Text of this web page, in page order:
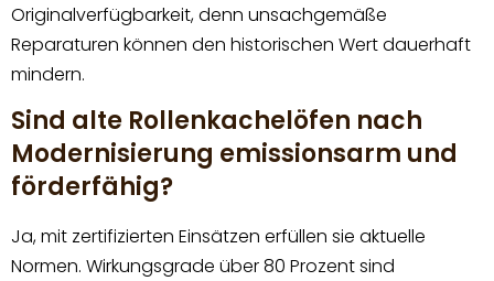
Originalverfügbarkeit, denn unsachgemäße
Reparaturen können den historischen Wert dauerhaft
mindern.
Sind alte Rollenkachelöfen nach
Modernisierung emissionsarm und
förderfähig?
Ja, mit zertifizierten Einsätzen erfüllen sie aktuelle
Normen. Wirkungsgrade über 80 Prozent sind